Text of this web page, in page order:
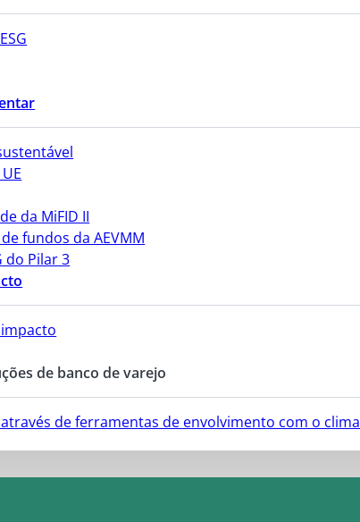
da MiFID II
fundos da AEVMM
do Pilar 3
de banco de varejo
de ferramentas de envolvimento com o clima